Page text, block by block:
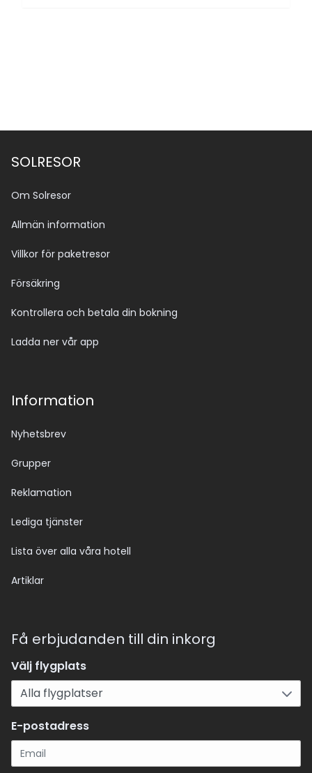
SOLRESOR
Om Solresor
Allmän information
Villkor för paketresor
Försäkring
Kontrollera och betala din bokning
Ladda ner vår app
Information
Nyhetsbrev
Grupper
Reklamation
Lediga tjänster
Lista över alla våra hotell
Artiklar
Få erbjudanden till din inkorg
Välj flygplats
E-postadress